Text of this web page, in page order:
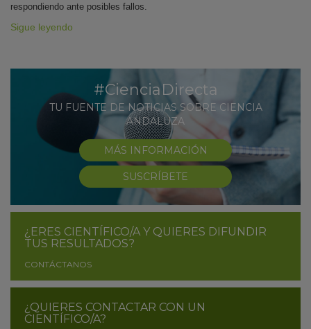
respondiendo ante posibles fallos.
Sigue leyendo
#CienciaDirecta
TU FUENTE DE NOTICIAS SOBRE CIENCIA
ANDALUZA
MÁS INFORMACIÓN
SUSCRÍBETE
¿ERES CIENTÍFICO/A Y QUIERES DIFUNDIR
TUS RESULTADOS?
CONTÁCTANOS
¿QUIERES CONTACTAR CON UN
CIENTÍFICO/A?